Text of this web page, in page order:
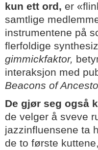
kun ett ord, er
samtlige
instrumentene på
flerfoldige
gimmickfaktor,
interaksjon med
Beacons of
De gjør seg også
de velger å sveve
jazzinfluensene ta
de to første